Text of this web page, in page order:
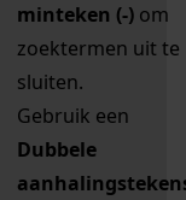
minteken (-) om
zoektermen uit te
sluiten.
Gebruik een
Dubbele